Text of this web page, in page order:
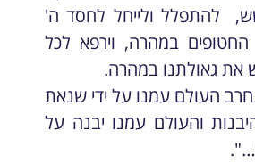
להתפלל ולייחל לחסד ה'
במהרה, וירפא לכל
את גאולתנו במהרה.
העולם עמנו על ידי שנאת
והעולם עמנו יבנה על